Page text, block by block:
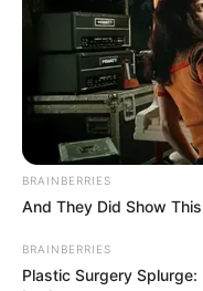
BRAINBERRIES
And They Did Show
BRAINBERRIES
Plastic Surgery